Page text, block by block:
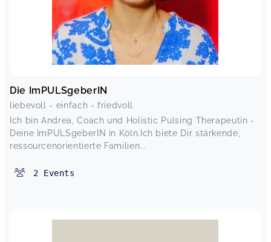
Die ImPULSgeberIN
liebevoll - einfach - friedvoll
Ich bin Andrea, Coach und Holistic Pulsing Therapeutin -
Deine ImPULSgeberIN in Köln.Ich biete Dir stärkende,
ressourcenorientierte Familien...
2 Events